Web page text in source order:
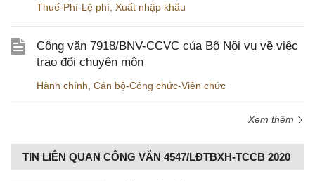
Thuế-Phí-Lệ phí Xuất nhập khẩu
Công văn 7918/BNV-CCVC của Bộ Nội vụ về việc
trao đổi chuyên môn
Hành chính Cán bộ-Công chức-Viên chức
Xem thêm
TIN LIÊN QUAN CÔNG VĂN 4547/LĐTBXH-TCCB 2020